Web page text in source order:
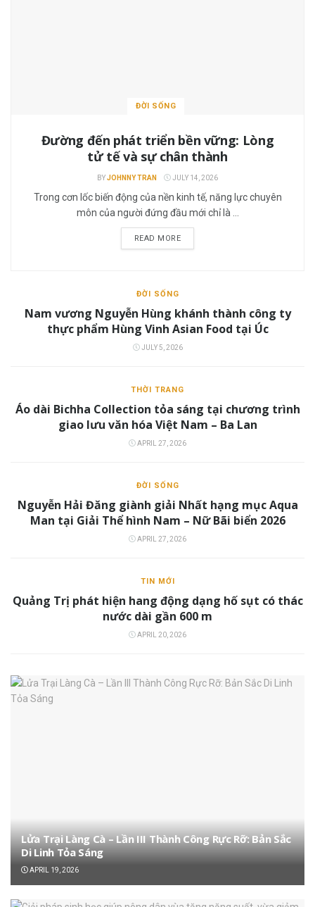
ĐỜI SỐNG
Đường đến phát triển bền vững: Lòng
tử tế và sự chân thành
BYJOHNNY TRAN JULY 14, 2026
Trong cơn lốc biến động của nền kinh tế, năng lực chuyên
môn của người đứng đầu mới chỉ là ...
READ MORE
ĐỜI SỐNG
Nam vương Nguyễn Hùng khánh thành công ty
thực phẩm Hùng Vinh Asian Food tại Úc
JULY 5, 2026
THỜI TRANG
Áo dài Bichha Collection tỏa sáng tại chương trình
giao lưu văn hóa Việt Nam – Ba Lan
APRIL 27, 2026
ĐỜI SỐNG
Nguyễn Hải Đăng giành giải Nhất hạng mục Aqua
Man tại Giải Thể hình Nam – Nữ Bãi biển 2026
APRIL 27, 2026
TIN MỚI
Quảng Trị phát hiện hang động dạng hố sụt có thác
nước dài gần 600 m
APRIL 20, 2026
Lửa Trại Làng Cà – Lần III Thành Công Rực Rỡ: Bản Sắc
Di Linh Tỏa Sáng
APRIL 19, 2026